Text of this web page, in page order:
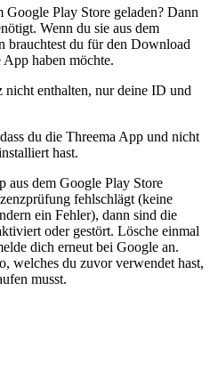
Google Play Store geladen? Dann
Wenn du sie aus dem
brauchtest du für den Download
haben möchte.
enthalten, nur deine ID und
du die Threema App und nicht
hast.
aus dem Google Play Store
fehlschlägt (keine
ein Fehler), dann sind die
oder gestört. Lösche einmal
dich erneut bei Google an.
welches du zuvor verwendet hast,
musst.